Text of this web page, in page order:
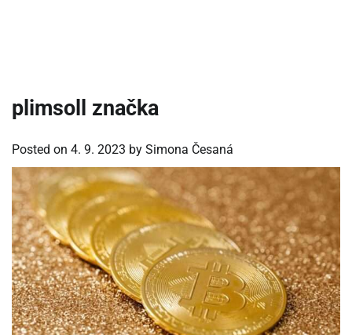
plimsoll značka
Posted on 4. 9. 2023 by Simona Česaná